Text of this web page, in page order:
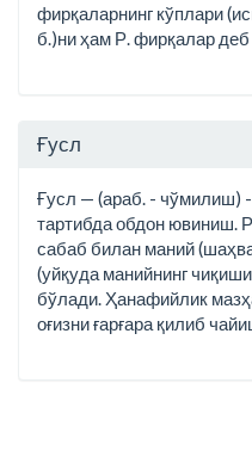
фирқаларнинг кўплари
б.)ни ҳам Р. фирқалар
Ғусл
Ғусл — (араб. - чўмилиш)
тартибда обдон ювиниш.
сабаб билан маний
(уйқуда манийнинг
бўлади. Ҳанафийлик
оғизни ғарғара қилиб